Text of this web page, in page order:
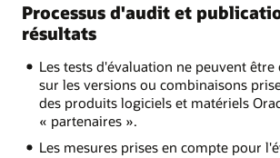
Processus d'audit et
résultats
Les tests d'évaluation ne peuvent être
sur les versions ou combinaisons
des produits logiciels et matériels
« partenaires ».
Les mesures prises en compte pour